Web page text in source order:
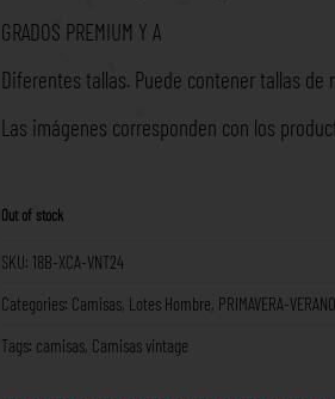
GRADOS PREMIUM Y A
Diferentes tallas. Puede contener tallas de
Las imágenes corresponden con los
Out of stock
SKU: 18B-XCA-VNT24
Categories: Camisas, Lotes Hombre, PRIMAVERA-VERANO
Tags: camisas, Camisas vintage